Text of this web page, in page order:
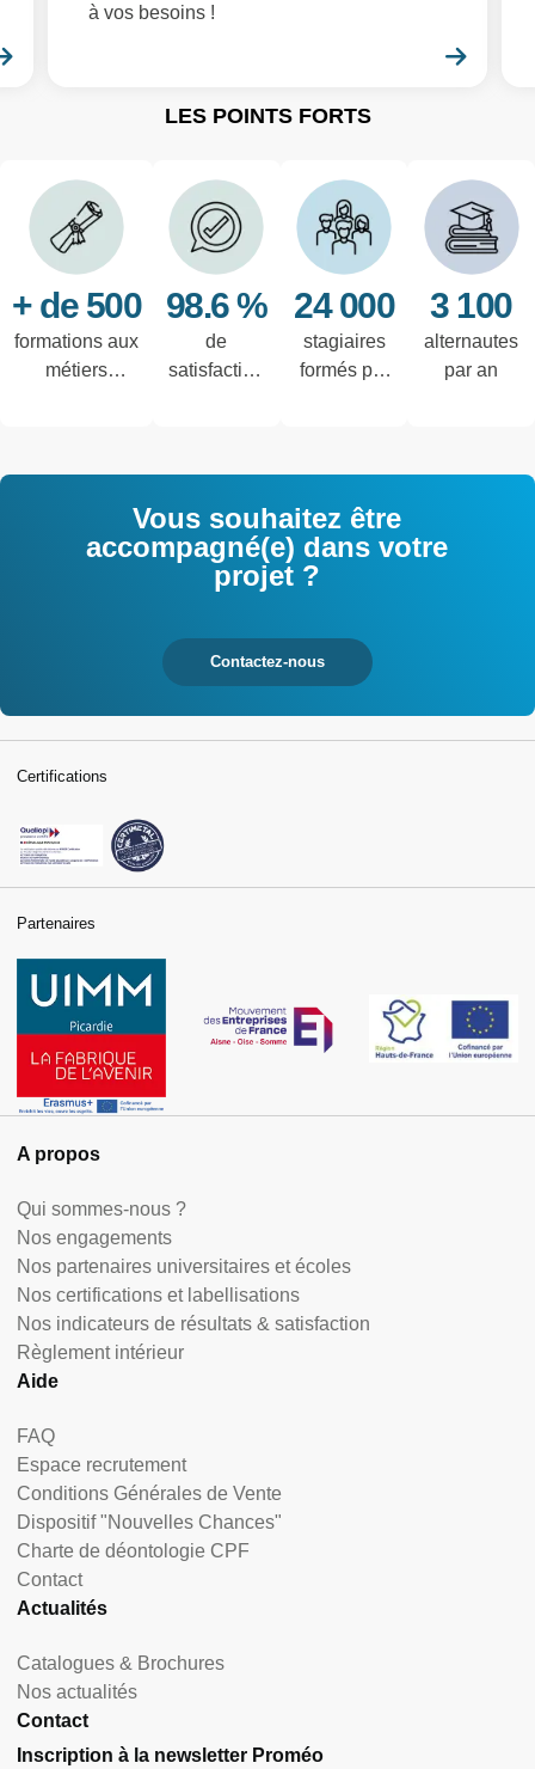
à vos besoins !
LES POINTS FORTS
+ de 500
formations aux
métiers
98.6 %
de
satisfaction
24 000
stagiaires
formés par
3 100
alternautes
par an
Vous souhaitez être
accompagné(e) dans votre
projet ?
Contactez-nous
A propos
Qui sommes-nous ?
Nos engagements
Nos partenaires universitaires et écoles
Nos certifications et labellisations
Nos indicateurs de résultats & satisfaction
Règlement intérieur
Aide
FAQ
Espace recrutement
Conditions Générales de Vente
Dispositif "Nouvelles Chances"
Charte de déontologie CPF
Contact
Actualités
Catalogues & Brochures
Nos actualités
Contact
Inscription à la newsletter Proméo
Certifications
Partenaires